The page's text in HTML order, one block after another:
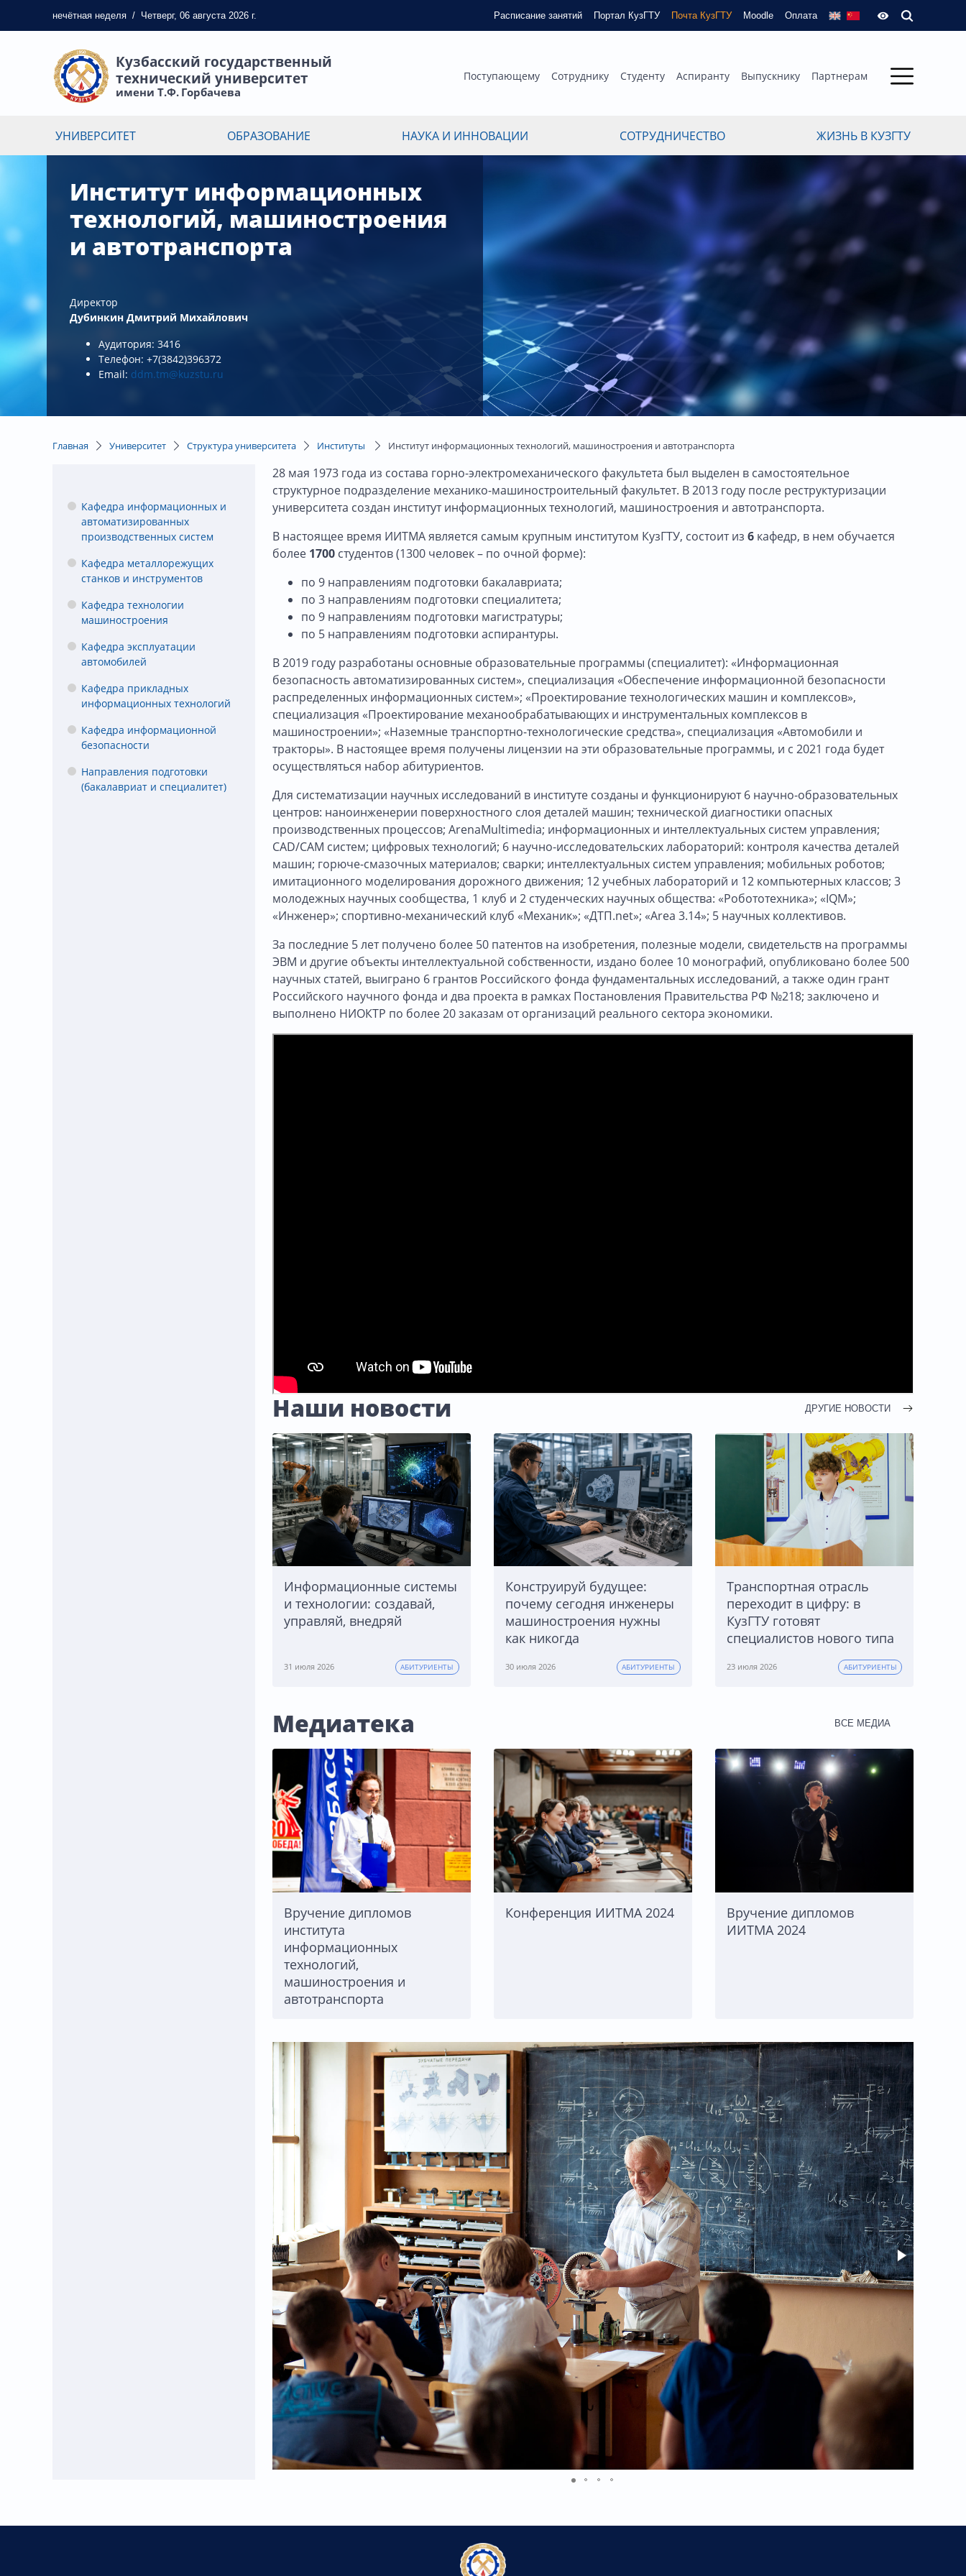
нечётная неделя / Четверг, 06 августа 2026 г. Расписание занятий Портал КузГТУ Почта КузГТУ Moodle Оплата
Кузбасский государственный
технический университет
имени Т.Ф. Горбачева
Поступающему Сотруднику Студенту Аспиранту Выпускнику Партнерам
УНИВЕРСИТЕТ ОБРАЗОВАНИЕ НАУКА И ИННОВАЦИИ СОТРУДНИЧЕСТВО ЖИЗНЬ В КУЗГТУ
Институт информационных
технологий, машиностроения
и автотранспорта
Директор
Дубинкин Дмитрий Михайлович
Аудитория: 3416
Телефон: +7(3842)396372
Email: ddm.tm@kuzstu.ru
Главная Университет Структура университета Институты Институт информационных технологий, машиностроения и автотранспорта
Кафедра информационных и
автоматизированных
производственных систем
Кафедра металлорежущих
станков и инструментов
Кафедра технологии
машиностроения
Кафедра эксплуатации
автомобилей
Кафедра прикладных
информационных технологий
Кафедра информационной
безопасности
Направления подготовки
(бакалавриат и специалитет)
28 мая 1973 года из состава горно-электромеханического факультета был выделен в самостоятельное
структурное подразделение механико-машиностроительный факультет. В 2013 году после реструктуризации
университета создан институт информационных технологий, машиностроения и автотранспорта.
В настоящее время ИИТМА является самым крупным институтом КузГТУ, состоит из 6кафедр, в нем обучается
более 1700студентов (1300 человек – по очной форме):
по 9 направлениям подготовки бакалавриата;
по 3 направлениям подготовки специалитета;
по 9 направлениям подготовки магистратуры;
по 5 направлениям подготовки аспирантуры.
В 2019 году разработаны основные образовательные программы (специалитет): «Информационная
безопасность автоматизированных систем», специализация «Обеспечение информационной безопасности
распределенных информационных систем»; «Проектирование технологических машин и комплексов»,
специализация «Проектирование механообрабатывающих и инструментальных комплексов в
машиностроении»; «Наземные транспортно-технологические средства», специализация «Автомобили и
тракторы». В настоящее время получены лицензии на эти образовательные программы, и с 2021 года будет
осуществляться набор абитуриентов.
Для систематизации научных исследований в институте созданы и функционируют 6 научно-образовательных
центров: наноинженерии поверхностного слоя деталей машин; технической диагностики опасных
производственных процессов; ArenaMultimedia; информационных и интеллектуальных систем управления;
CAD/CAM систем; цифровых технологий; 6 научно-исследовательских лабораторий: контроля качества деталей
машин; горюче-смазочных материалов; сварки; интеллектуальных систем управления; мобильных роботов;
имитационного моделирования дорожного движения; 12 учебных лабораторий и 12 компьютерных классов; 3
молодежных научных сообщества, 1 клуб и 2 студенческих научных общества: «Робототехника»; «IQM»;
«Инженер»; спортивно-механический клуб «Механик»; «ДТП.net»; «Area 3.14»; 5 научных коллективов.
За последние 5 лет получено более 50 патентов на изобретения, полезные модели, свидетельств на программы
ЭВМ и другие объекты интеллектуальной собственности, издано более 10 монографий, опубликовано более 500
научных статей, выиграно 6 грантов Российского фонда фундаментальных исследований, а также один грант
Российского научного фонда и два проекта в рамках Постановления Правительства РФ №218; заключено и
выполнено НИОКТР по более 20 заказам от организаций реального сектора экономики.
Наши новости ДРУГИЕ НОВОСТИ
Информационные системы
и технологии: создавай,
управляй, внедряй
31 июля 2026 АБИТУРИЕНТЫ
Конструируй будущее:
почему сегодня инженеры
машиностроения нужны
как никогда
30 июля 2026 АБИТУРИЕНТЫ
Транспортная отрасль
переходит в цифру: в
КузГТУ готовят
специалистов нового типа
23 июля 2026 АБИТУРИЕНТЫ
Медиатека ВСЕ МЕДИА
Вручение дипломов
института
информационных
технологий,
машиностроения и
автотранспорта
Конференция ИИТМА 2024
Вручение дипломов
ИИТМА 2024